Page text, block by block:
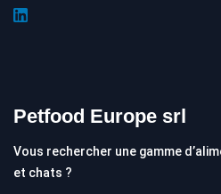
Petfood Europe srl
Vous rechercher une gamme
et chats ?